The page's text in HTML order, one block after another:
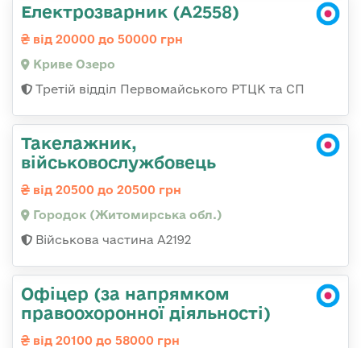
Електрозварник (А2558)
від 20000 до 50000 грн
Криве Озеро
Третій відділ Первомайського РТЦК та СП
Такелажник,
військовослужбовець
від 20500 до 20500 грн
Городок (Житомирська обл.)
Військова частина А2192
Офіцер (за напрямком
правоохоронної діяльності)
від 20100 до 58000 грн